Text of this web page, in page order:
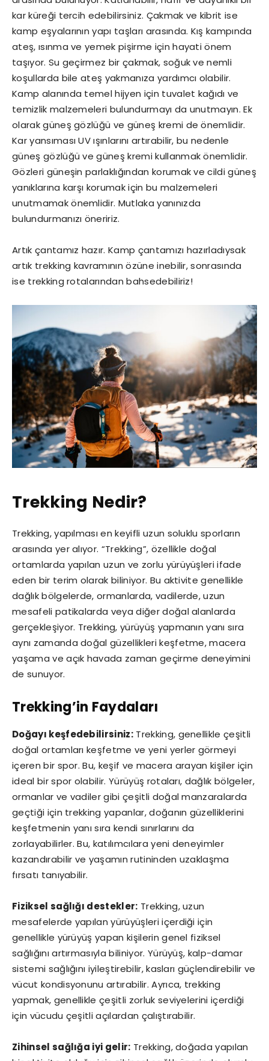
kar küreği tercih edebilirsiniz. Çakmak ve kibrit ise
kamp eşyalarının yapı taşları arasında. Kış kampında
ateş, ısınma ve yemek pişirme için hayati önem
taşıyor. Su geçirmez bir çakmak, soğuk ve nemli
koşullarda bile ateş yakmanıza yardımcı olabilir.
Kamp alanında temel hijyen için tuvalet kağıdı ve
temizlik malzemeleri bulundurmayı da unutmayın. Ek
olarak güneş gözlüğü ve güneş kremi de önemlidir.
Kar yansıması UV ışınlarını artırabilir, bu nedenle
güneş gözlüğü ve güneş kremi kullanmak önemlidir.
Gözleri güneşin parlaklığından korumak ve cildi güneş
yanıklarına karşı korumak için bu malzemeleri
unutmamak önemlidir. Mutlaka yanınızda
bulundurmanızı öneririz.
Artık çantamız hazır. Kamp çantamızı hazırladıysak
artık trekking kavramının özüne inebilir, sonrasında
ise trekking rotalarından bahsedebiliriz!
Trekking Nedir?
Trekking, yapılması en keyifli uzun soluklu sporların
arasında yer alıyor. “Trekking”, özellikle doğal
ortamlarda yapılan uzun ve zorlu yürüyüşleri ifade
eden bir terim olarak biliniyor. Bu aktivite genellikle
dağlık bölgelerde, ormanlarda, vadilerde, uzun
mesafeli patikalarda veya diğer doğal alanlarda
gerçekleşiyor. Trekking, yürüyüş yapmanın yanı sıra
aynı zamanda doğal güzellikleri keşfetme, macera
yaşama ve açık havada zaman geçirme deneyimini
de sunuyor.
Trekking’in Faydaları
Doğayı keşfedebilirsiniz: Trekking, genellikle çeşitli
doğal ortamları keşfetme ve yeni yerler görmeyi
içeren bir spor. Bu, keşif ve macera arayan kişiler için
ideal bir spor olabilir. Yürüyüş rotaları, dağlık bölgeler,
ormanlar ve vadiler gibi çeşitli doğal manzaralarda
geçtiği için trekking yapanlar, doğanın güzelliklerini
keşfetmenin yanı sıra kendi sınırlarını da
zorlayabilirler. Bu, katılımcılara yeni deneyimler
kazandırabilir ve yaşamın rutininden uzaklaşma
fırsatı tanıyabilir.
Fiziksel sağlığı destekler: Trekking, uzun
mesafelerde yapılan yürüyüşleri içerdiği için
genellikle yürüyüş yapan kişilerin genel fiziksel
sağlığını artırmasıyla biliniyor. Yürüyüş, kalp-damar
sistemi sağlığını iyileştirebilir, kasları güçlendirebilir ve
vücut kondisyonunu artırabilir. Ayrıca, trekking
yapmak, genellikle çeşitli zorluk seviyelerini içerdiği
için vücudu çeşitli açılardan çalıştırabilir.
Zihinsel sağlığa iyi gelir: Trekking, doğada yapılan